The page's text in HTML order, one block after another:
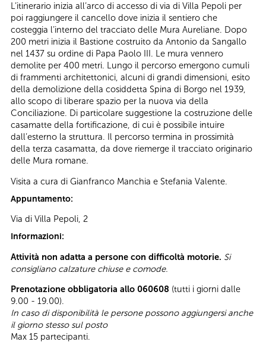
L’itinerario inizia all’arco di accesso di via di Villa Pepoli per
poi raggiungere il cancello dove inizia il sentiero che
costeggia l’interno del tracciato delle Mura Aureliane. Dopo
200 metri inizia il Bastione costruito da Antonio da Sangallo
nel 1437 su ordine di Papa Paolo III. Le mura vennero
demolite per 400 metri. Lungo il percorso emergono cumuli
di frammenti architettonici, alcuni di grandi dimensioni, esito
della demolizione della cosiddetta Spina di Borgo nel 1939,
allo scopo di liberare spazio per la nuova via della
Conciliazione. Di particolare suggestione la costruzione delle
casamatte della fortificazione, di cui è possibile intuire
dall’esterno la struttura. Il percorso termina in prossimità
della terza casamatta, da dove riemerge il tracciato originario
delle Mura romane.
Visita a cura di Gianfranco Manchia e Stefania Valente.
Appuntamento:
Via di Villa Pepoli, 2
Informazioni:
Attività non adatta a persone con difficoltà motorie. Si
consigliano calzature chiuse e comode.
Prenotazione obbligatoria allo 060608 (tutti i giorni dalle
9.00 - 19.00).
In caso di disponibilità le persone possono aggiungersi anche
il giorno stesso sul posto
Max 15 partecipanti.